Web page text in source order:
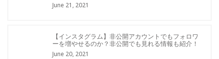
June 21, 2021
【インスタグラム】非公開アカウントでもフォロワ
ーを増やせるのか？非公開でも見れる情報も紹介！
June 20, 2021